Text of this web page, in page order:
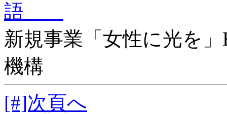
語
新規事業「女性に光を
機構
[#]次頁へ